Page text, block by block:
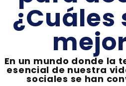
¿Cuáles
En un mundo donde la
esencial de nuestra
sociales se han